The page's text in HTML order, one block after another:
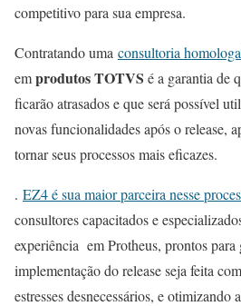
competitivo para sua empresa.
Contratando uma consultoria
emprodutos TOTVS é a garantia de
ficarão atrasados e que será possível
novas funcionalidades após o release,
tornar seus processos mais eficazes.
. EZ4 é sua maior parceira nesse
consultores capacitadose
experiência em Protheus, prontos para
implementação do release seja feita
estresses desnecessários, e